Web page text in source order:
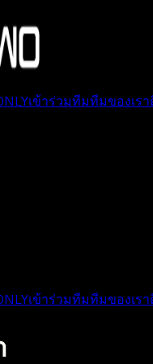
เข้าร่วมทีมทีมของเรา
เข้าร่วมทีมทีมของเรา